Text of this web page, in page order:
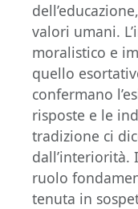
valori umani.
moralistico e
quello
confermano
risposte e le
tradizione ci
dall’interiorità.
ruolo
tenuta in